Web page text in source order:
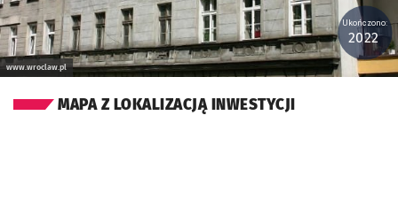
www.wroclaw.pl
Ukończono:
2022
MAPA Z LOKALIZACJĄ INWESTYCJI